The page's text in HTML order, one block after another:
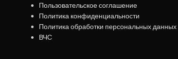
Пользовательское соглашение
Политика конфиденциальности
Политика обработки персональных данных
ВЧС